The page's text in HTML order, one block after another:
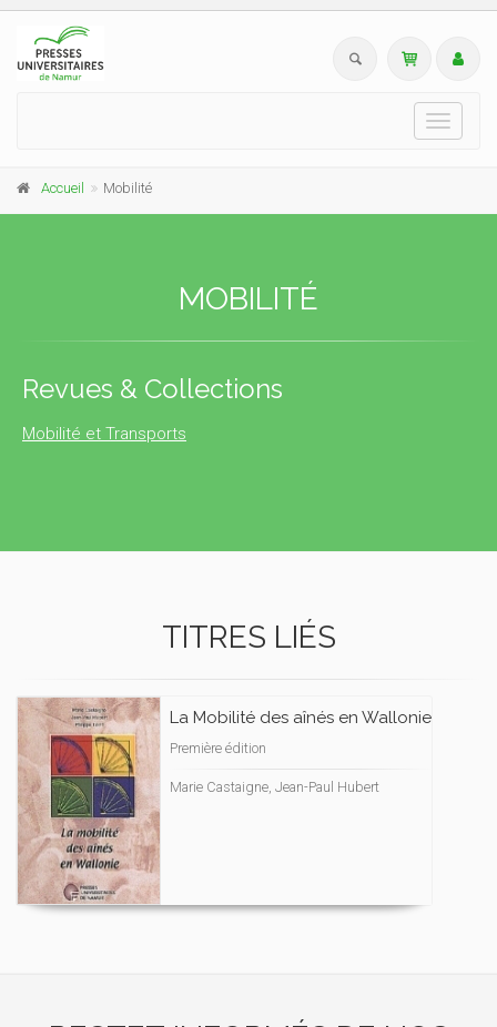
Toggle
Accueil Mobilité
MOBILITÉ
Revues & Collections
Mobilité et Transports
TITRES LIÉS
La Mobilité des aînés en Wallonie
Première édition
Marie Castaigne, Jean-Paul Hubert